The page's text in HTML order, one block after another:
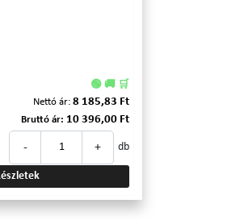
🟢 🚚 🛒
Nettó ár: 8 185,83 Ft
Bruttó ár: 10 396,00 Ft
- + db